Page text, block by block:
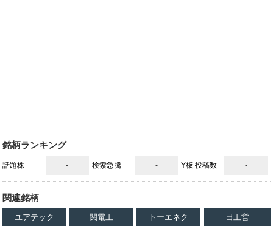
銘柄ランキング
話題株 - 検索急騰 - Y板 投稿数 -
関連銘柄
ユアテック 関電工 トーエネク 日工営